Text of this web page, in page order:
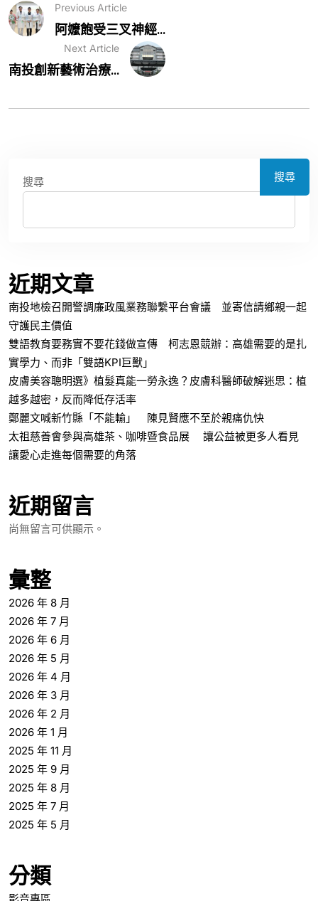
Previous Article
阿嬤飽受三叉神經...
Next Article
南投創新藝術治療...
搜尋 搜尋
近期文章
南投地檢召開警調廉政風業務聯繫平台會議 並寄信請鄉親一起
守護民主價值
雙語教育要務實不要花錢做宣傳 柯志恩競辦：高雄需要的是扎
實學力、而非「雙語KPI巨獸」
皮膚美容聰明選》植髮真能一勞永逸？皮膚科醫師破解迷思：植
越多越密，反而降低存活率
鄭麗文喊新竹縣「不能輸」 陳見賢應不至於親痛仇快
太祖慈善會參與高雄茶、咖啡暨食品展 讓公益被更多人看見
讓愛心走進每個需要的角落
近期留言
尚無留言可供顯示。
彙整
2026 年 8 月
2026 年 7 月
2026 年 6 月
2026 年 5 月
2026 年 4 月
2026 年 3 月
2026 年 2 月
2026 年 1 月
2025 年 11 月
2025 年 9 月
2025 年 8 月
2025 年 7 月
2025 年 5 月
分類